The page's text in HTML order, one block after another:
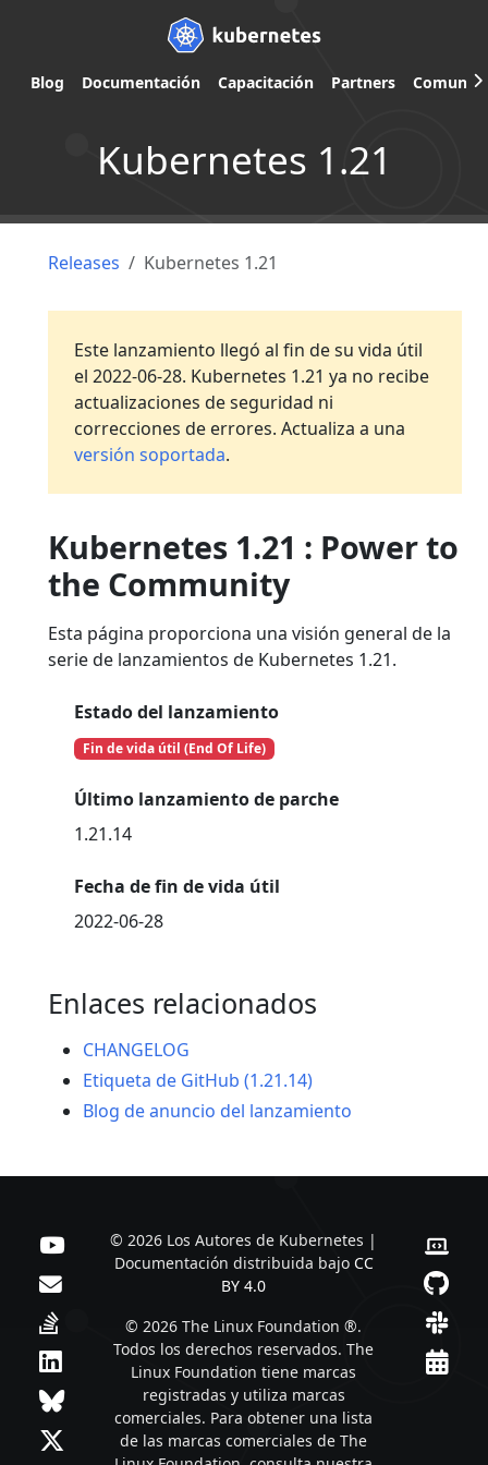
Blog Documentación Capacitación Partners
Kubernetes 1.21
Releases Kubernetes 1.21
Este lanzamiento llegó al fin de su vida útil
el 2022-06-28. Kubernetes 1.21 ya no recibe
actualizaciones de seguridad ni
correcciones de errores. Actualiza a una
versión soportada.
Kubernetes 1.21 : Power to
the Community
Esta página proporciona una visión general de la
serie de lanzamientos de Kubernetes 1.21.
Estado del lanzamiento
Fin de vida útil (End Of Life)
Último lanzamiento de parche
1.21.14
Fecha de fin de vida útil
2022-06-28
Enlaces relacionados
CHANGELOG
Etiqueta de GitHub (1.21.14)
Blog de anuncio del lanzamiento
© 2026 Los Autores de Kubernetes |
Documentación distribuida bajo CC
BY 4.0
© 2026 The Linux Foundation ®.
Todos los derechos reservados. The
Linux Foundation tiene marcas
registradas y utiliza marcas
comerciales. Para obtener una lista
de las marcas comerciales de The